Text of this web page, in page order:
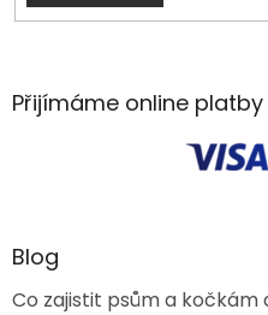
Přijímáme online platby
Blog
Co zajistit psům a kočkám